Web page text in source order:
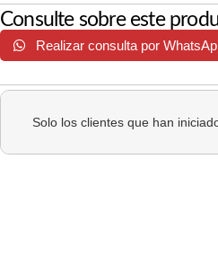
Consulte sobre este
Realizar consulta por
Solo los clientes que han